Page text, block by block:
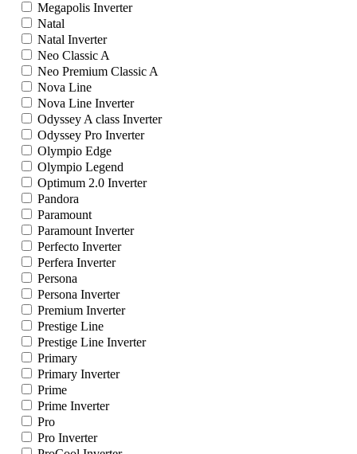
Megapolis Inverter
Natal
Natal Inverter
Neo Classic A
Neo Premium Classic A
Nova Line
Nova Line Inverter
Odyssey A class Inverter
Odyssey Pro Inverter
Olympio Edge
Olympio Legend
Optimum 2.0 Inverter
Pandora
Paramount
Paramount Inverter
Perfecto Inverter
Perfera Inverter
Persona
Persona Inverter
Premium Inverter
Prestige Line
Prestige Line Inverter
Primary
Primary Inverter
Prime
Prime Inverter
Pro
Pro Inverter